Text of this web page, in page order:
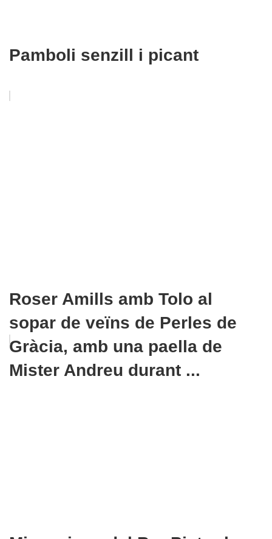
Pamboli senzill i picant
Roser Amills amb Tolo al
sopar de veïns de Perles de
Gràcia, amb una paella de
Mister Andreu durant ...